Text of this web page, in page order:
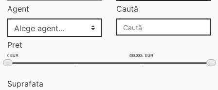
Agent Caută
Pret
0 EUR 400.000+ EUR
Suprafata